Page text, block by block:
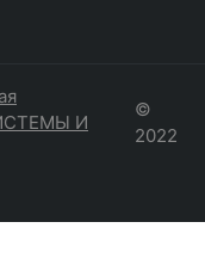
И
©
2022